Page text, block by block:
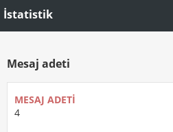
İstatistik
Mesaj adeti
MESAJ ADETI
4